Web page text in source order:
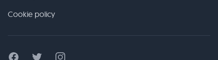
Cookie policy
FacebookTwitter Instagram